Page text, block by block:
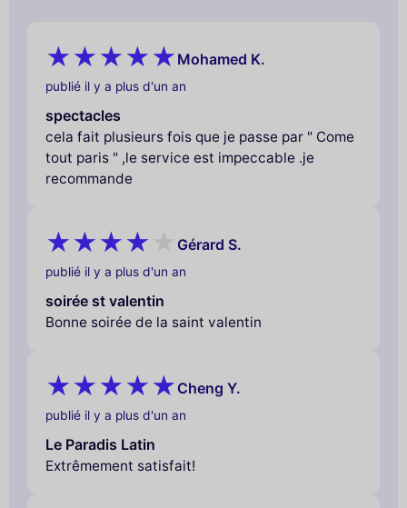
Mohamed K.
publié il y a plus d'un an
spectacles
cela fait plusieurs fois que je passe par " Come
tout paris " ,le service est impeccable .je
recommande
Gérard S.
publié il y a plus d'un an
soirée st valentin
Bonne soirée de la saint valentin
Cheng Y.
publié il y a plus d'un an
Le Paradis Latin
Extrêmement satisfait!